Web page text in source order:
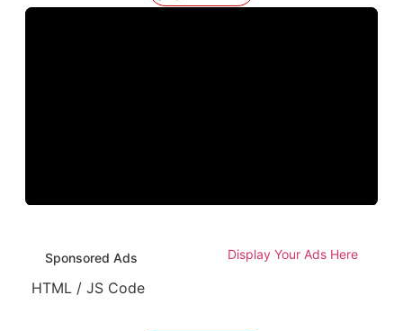
Sponsored Ads Display Your Ads Here
HTML / JS Code